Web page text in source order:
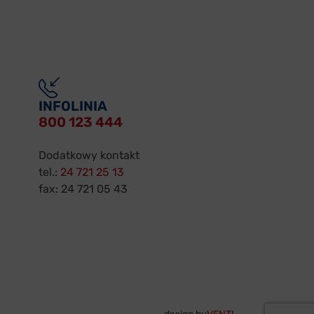
INFOLINIA
800 123 444
Dodatkowy kontakt
tel.: 24 721 25 13
fax: 24 721 05 43